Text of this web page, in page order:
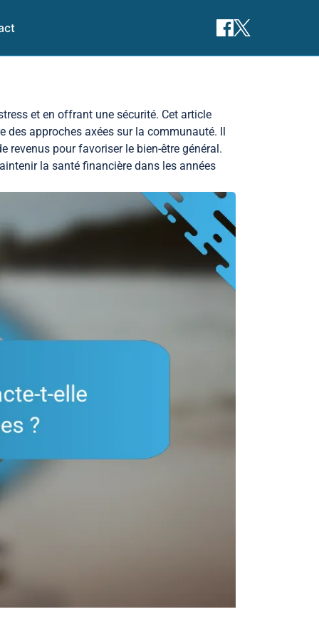
et en offrant une sécurité. Cet article
approches axées sur la communauté. Il
revenus pour favoriser le bien-être général.
la santé financière dans les années